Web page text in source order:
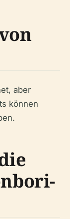
aber
können